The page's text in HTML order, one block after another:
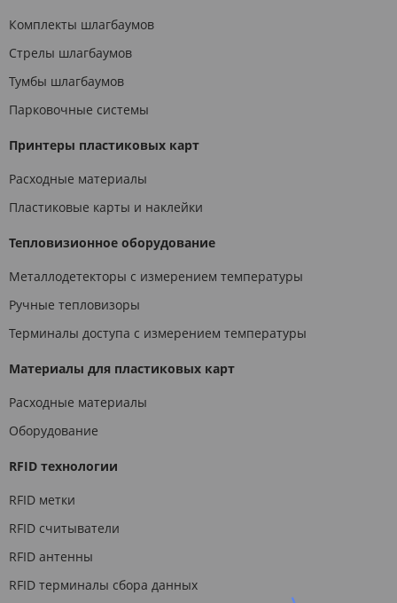
Комплекты шлагбаумов
Стрелы шлагбаумов
Тумбы шлагбаумов
Парковочные системы
Принтеры пластиковых карт
Расходные материалы
Пластиковые карты и наклейки
Тепловизионное оборудование
Металлодетекторы с измерением температуры
Ручные тепловизоры
Терминалы доступа с измерением температуры
Материалы для пластиковых карт
Расходные материалы
Оборудование
RFID технологии
RFID метки
RFID считыватели
RFID антенны
RFID терминалы сбора данных